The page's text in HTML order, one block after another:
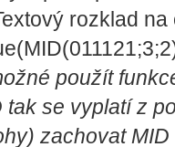
rozklad na
použít
tak se vyplatí z
zachovat